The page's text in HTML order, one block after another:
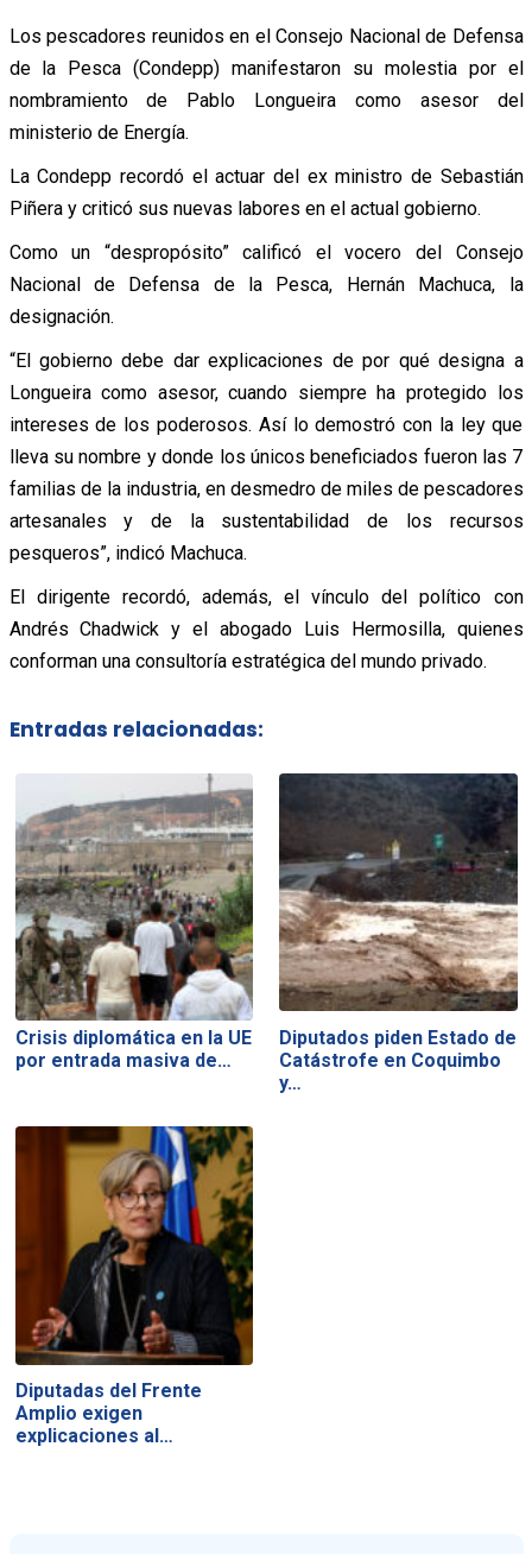
Los pescadores reunidos en el Consejo Nacional de Defensa
de la Pesca (Condepp) manifestaron su molestia por el
nombramiento de Pablo Longueira como asesor del
ministerio de Energía.
La Condepp recordó el actuar del ex ministro de Sebastián
Piñera y criticó sus nuevas labores en el actual gobierno.
Como un “despropósito” calificó el vocero del Consejo
Nacional de Defensa de la Pesca, Hernán Machuca, la
designación.
“El gobierno debe dar explicaciones de por qué designa a
Longueira como asesor, cuando siempre ha protegido los
intereses de los poderosos. Así lo demostró con la ley que
lleva su nombre y donde los únicos beneficiados fueron las 7
familias de la industria, en desmedro de miles de pescadores
artesanales y de la sustentabilidad de los recursos
pesqueros”, indicó Machuca.
El dirigente recordó, además, el vínculo del político con
Andrés Chadwick y el abogado Luis Hermosilla, quienes
conforman una consultoría estratégica del mundo privado.
Entradas relacionadas:
Crisis diplomática en la UE
por entrada masiva de…
Diputados piden Estado de
Catástrofe en Coquimbo
y…
Diputadas del Frente
Amplio exigen
explicaciones al…